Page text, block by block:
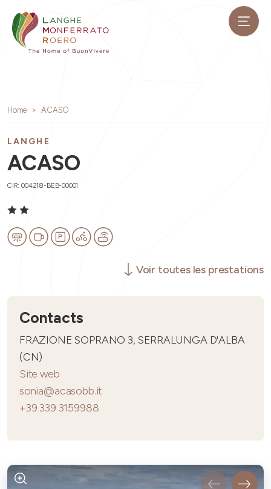
Home ACASO
LANGHE
ACASO
CIR: 004218-BEB-00001
Voir toutes les prestations
Contacts
FRAZIONE SOPRANO 3, SERRALUNGA D'ALBA
(CN)
Site web
sonia@acasobb.it
+39 339 3159988